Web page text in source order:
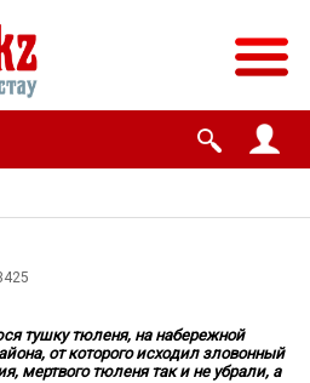
тушку тюленя, на набережной
от которого исходил зловонный
мертвого тюленя так и не убрали, а